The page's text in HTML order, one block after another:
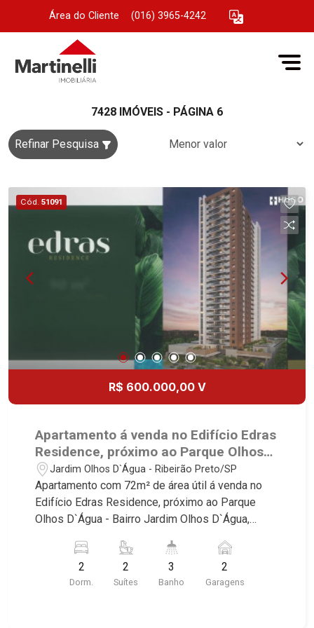
Área do Cliente (016) 3965-4242
7428 IMÓVEIS - PÁGINA 6
Refinar Pesquisa
Cód. 51091
R$ 600.000,00 V
Apartamento á venda no Edifício Edras
Residence, próximo ao Parque Olhos
D`Água - Ribeirão Preto/SP.
Jardim Olhos D`Água - Ribeirão Preto/SP
Apartamento com 72m² de área útil á venda no
Edifício Edras Residence, próximo ao Parque
Olhos D`Água - Bairro Jardim Olhos D`Água,
deste imóvel que a Martinelli Imobiliária
selecionou para você: - 72m² de área útil - 2
suítes com armários e ar-condicionado - Sala 2
2
Dorm.
2
Suítes
3
Banho
2
Garagens